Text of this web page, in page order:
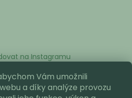
Vám umožnili
a díky analýze provozu
na Instagramu
platby